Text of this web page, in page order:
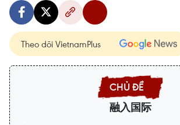
Theo dõi VietnamPlus
融入国际